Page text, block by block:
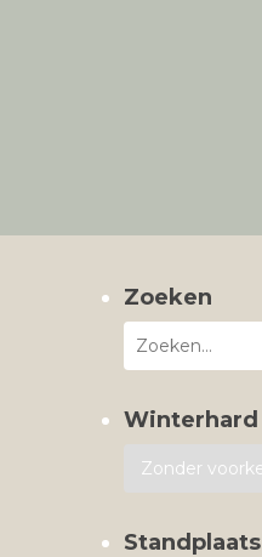
Zoeken
Winterhard
Standplaats